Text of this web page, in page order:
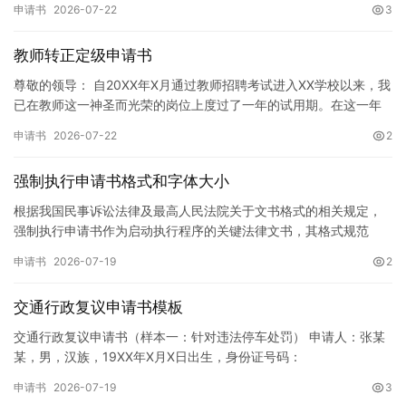
申请书 2026-07-22 3
教师转正定级申请书
尊敬的领导： 自20XX年X月通过教师招聘考试进入XX学校以来，我
已在教师这一神圣而光荣的岗位上度过了一年的试用期。在这一年
申请书 2026-07-22 2
强制执行申请书格式和字体大小
根据我国民事诉讼法律及最高人民法院关于文书格式的相关规定，
强制执行申请书作为启动执行程序的关键法律文书，其格式规范
纸张与…
申请书 2026-07-19 2
交通行政复议申请书模板
交通行政复议申请书（样本一：针对违法停车处罚） 申请人：张某
某，男，汉族，19XX年X月X日出生，身份证号码：
申请书 2026-07-19 3